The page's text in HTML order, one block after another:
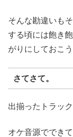
そんな勘違いも
する頃には飽き
がりにしておこ
さてさて。
出揃ったトラッ
オケ音源ででき